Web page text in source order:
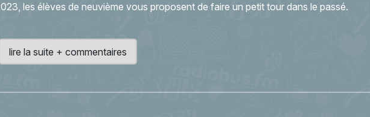
les élèves de neuvième vous proposent de faire un petit tour dans le passé.
lire la suite + commentaires